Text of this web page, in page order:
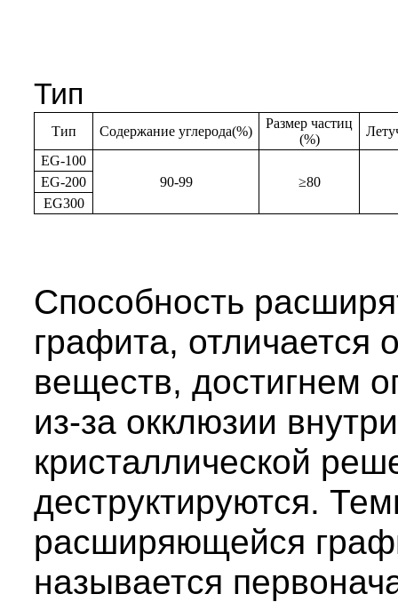
Тип
Тип Cодержание углерода(%)
Размер частиц
(%)
EG-100
90-99
≥80
EG-200
EG300
Способность
графита, отличается
веществ, достигнем
из-за окклюзии
кристаллической
деструктируются.
расширяющейся
называется